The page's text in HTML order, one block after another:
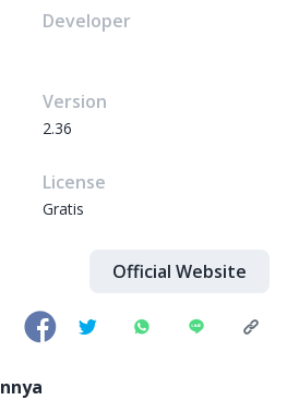
Developer
Version
2.36
License
Gratis
Official Website